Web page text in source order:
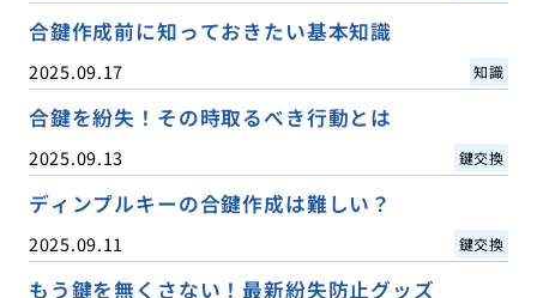
合鍵作成前に知っておきたい基本知識
2025.09.17 知識
合鍵を紛失！その時取るべき行動とは
2025.09.13 鍵交換
ディンプルキーの合鍵作成は難しい？
2025.09.11 鍵交換
もう鍵を無くさない！最新紛失防止グッズ